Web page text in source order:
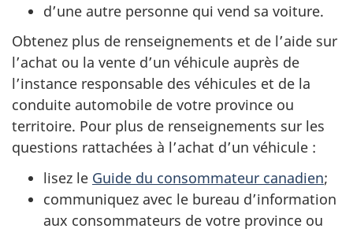
d’une autre personne qui vend sa voiture.
Obtenez plus de renseignements et de l’aide sur
l’achat ou la vente d’un véhicule auprès de
l’instance responsable des véhicules et de la
conduite automobile de votre province ou
territoire. Pour plus de renseignements sur les
questions rattachées à l’achat d’un véhicule :
lisez le Guide du consommateur canadien;
communiquez avec le bureau d’information
aux consommateurs de votre province ou